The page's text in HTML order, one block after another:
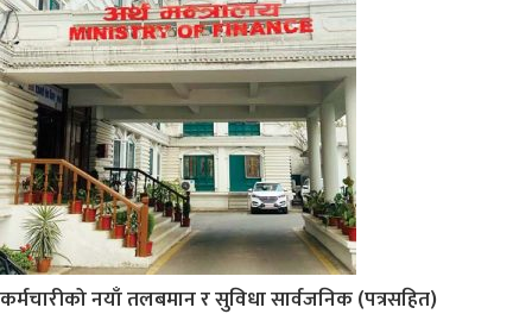
कर्मचारीको नयाँ तलबमान र सुविधा सार्वजनिक (पत्रसहित)